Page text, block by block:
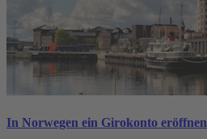
In Norwegen ein Girokonto eröffnen